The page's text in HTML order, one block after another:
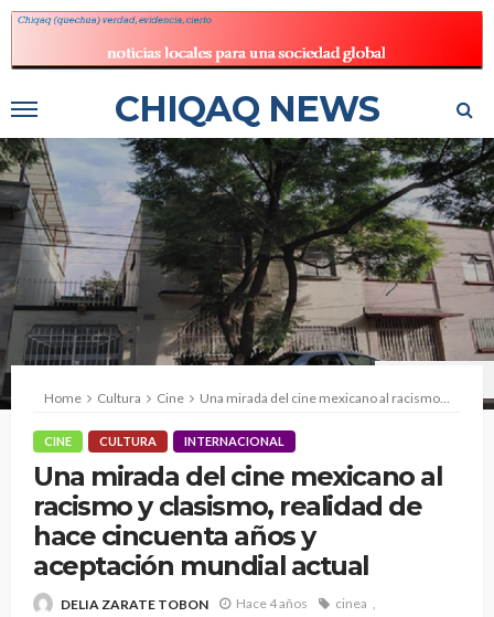
CHIQAQ NEWS
Home
Cultura Cine Una mirada del cine mexicano al racismo y clasismo, realidad de hace cincuenta años y aceptación mundial actual
CINE CULTURA INTERNACIONAL
Una mirada del cine mexicano al
racismo y clasismo, realidad de
hace cincuenta años y
aceptación mundial actual
DELIA ZARATE TOBON Hace 4 años
cinea